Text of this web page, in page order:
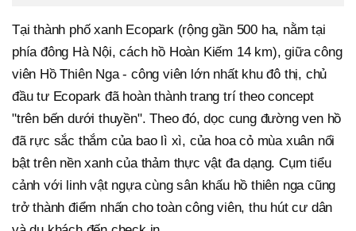
Tại thành phố xanh Ecopark (rộng gần 500 ha, nằm tại
phía đông Hà Nội, cách hồ Hoàn Kiếm 14 km), giữa công
viên Hồ Thiên Nga - công viên lớn nhất khu đô thị, chủ
đầu tư Ecopark đã hoàn thành trang trí theo concept
"trên bến dưới thuyền". Theo đó, dọc cung đường ven hồ
đã rực sắc thắm của bao lì xì, của hoa cỏ mùa xuân nổi
bật trên nền xanh của thảm thực vật đa dạng. Cụm tiểu
cảnh với linh vật ngựa cùng sân khấu hồ thiên nga cũng
trở thành điểm nhấn cho toàn công viên, thu hút cư dân